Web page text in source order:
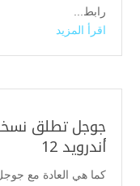
رابط...
اقرأ المزيد
جوجل تطلق
أندرويد 12
كما هي العادة مع